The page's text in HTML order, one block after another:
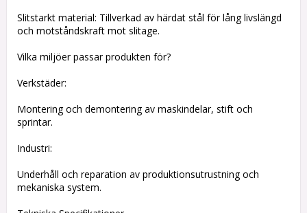
Slitstarkt material: Tillverkad av härdat stål för lång livslängd
och motståndskraft mot slitage.
Vilka miljöer passar produkten för?
Verkstäder:
Montering och demontering av maskindelar, stift och
sprintar.
Industri:
Underhåll och reparation av produktionsutrustning och
mekaniska system.